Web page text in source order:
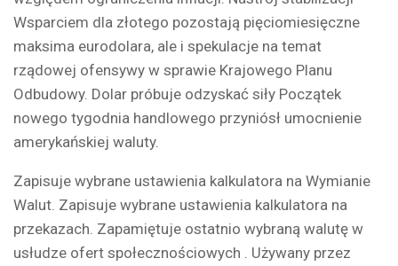
Wsparciem dla złotego pozostają pięciomiesięczne
maksima eurodolara, ale i spekulacje na temat
rządowej ofensywy w sprawie Krajowego Planu
Odbudowy. Dolar próbuje odzyskać siły Początek
nowego tygodnia handlowego przyniósł umocnienie
amerykańskiej waluty.
Zapisuje wybrane ustawienia kalkulatora na Wymianie
Walut. Zapisuje wybrane ustawienia kalkulatora na
przekazach. Zapamiętuje ostatnio wybraną walutę w
usłudze ofert społecznościowych . Używany przez